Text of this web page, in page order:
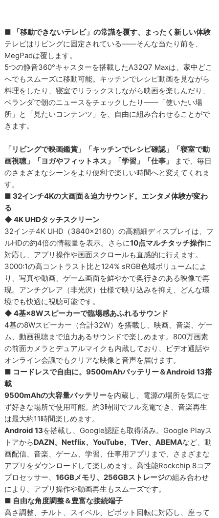
■ 「移動できないテレビ」の常識を覆す、まったく新しい体験
テレビはリビングに固定されている――そんな当たり前を、
MegPadは覆します。
5つの静音360°キャスターを搭載したA32Q7 Maxは、家中どこ
へでもスムーズに移動可能。キッチンでレシピ動画を見ながら
料理をしたり、寝室でリラックスしながら映画を楽しんだり、
ベランダで朝のニュースをチェックしたり――「使いたい場
所」と「見たいコンテンツ」を、自由に組み合わせることがで
きます。
「リビングで映画鑑賞」「キッチンでレシピ確認」「寝室で動
画視聴」「ヨガやフィットネス」「学習」「仕事」
まで、毎日
のさまざまなシーンをより便利で楽しい時間へと変えてくれま
す。
■ 32インチ4Kの大画面＆迫力サウンド。エンタメ体験が変わ
る
◆ 4K UHDタッチスクリーン
32インチ4K UHD（3840×2160）の高精細ディスプレイは、フ
ルHDの約4倍の情報量を表示。さらに10点マルチタッチ操作に
対応し、アプリ操作や画面スクロールも直感的に行えます。
3000:1の高コントラスト比と124% sRGB色域ボリュームによ
り、写真や動画、ゲーム画面を鮮やかで奥行きのある映像で再
現。アンチグレア（非光沢）仕様で映り込みを抑え、どんな環
境でも快適に視聴可能です。
◆ 4基×8Wスピーカーで臨場感あふれるサウンド
4基の8Wスピーカー（合計32W）を搭載し、映画、音楽、ゲー
ム、動画視聴まで迫力あるサウンドで楽しめます。800万画素
の前面カメラとデュアルマイクも内蔵しており、ビデオ通話や
オンライン会議でもクリアな映像と音声を届けます。
■ コードレスで自由に。9500mAhバッテリー＆Android 13搭
載
9500mAhの大容量バッテリーを内蔵し、電源の場所を気にせ
ず好きな場所で使用可能。約3時間でフル充電でき、音楽再生
は最大約11時間楽しめます。
Android 13を搭載し、Google認証も取得済み。Google Playス
トアからDAZN、Netflix、YouTube、TVer、ABEMAなど、動
画配信、音楽、ゲーム、学習、仕事用アプリまで、さまざまな
アプリをダウンロードして楽しめます。高性能Rockchip 8コア
プロセッサー、16GBメモリ、256GBストレージの組み合わせ
により、アプリ操作や動画再生もスムーズです。
■ 自由な角度調整＆豊富な接続端子
高さ調整、チルト、スイベル、ピボット回転に対応し、座って